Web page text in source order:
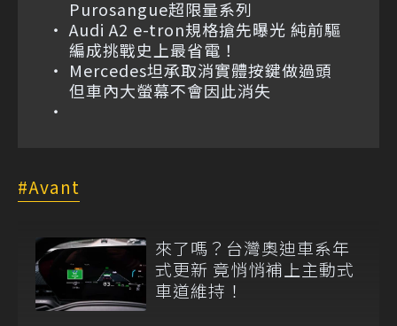
Purosangue超限量系列
Audi A2 e-tron規格搶先曝光 純前驅
編成挑戰史上最省電！
Mercedes坦承取消實體按鍵做過頭
但車內大螢幕不會因此消失
Avant
來了嗎？台灣奧迪車系年
式更新 竟悄悄補上主動式
車道維持！